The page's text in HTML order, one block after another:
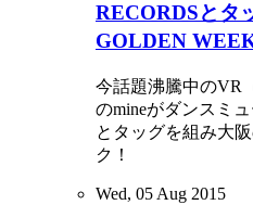
RECORDSとタ
GOLDEN
今話題沸騰中のVR
のmineがダンスミ
とタッグを組み大
ク！
Wed, 05 Aug 2015